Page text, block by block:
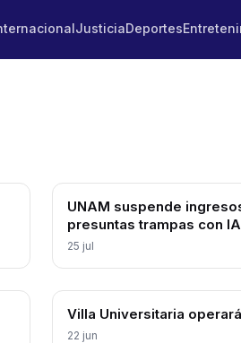
JusticiaDeportes
UNAM suspende
presuntas trampas con
25 jul
Villa Universitaria
22 jun